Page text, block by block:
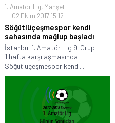
1. Amatör Lig, Manşet
02 Ekim 2017 15:12
Söğütlüçeşmespor kendi
sahasında mağlup başladı
İstanbul 1. Amatör Lig 9. Grup
1.hafta karşılaşmasında
Söğütlüçeşmespor kendi...